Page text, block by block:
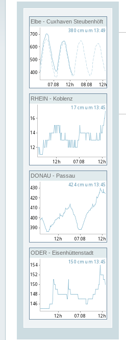
Elbe - Cuxhaven Steubenhöft
RHEIN - Koblenz
DONAU - Passau
ODER - Eisenhüttenstadt